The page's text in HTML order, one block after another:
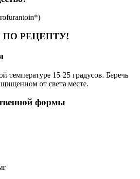
РЕЦЕПТУ!
температуре 15-25 градусов. Беречь
от света месте.
формы